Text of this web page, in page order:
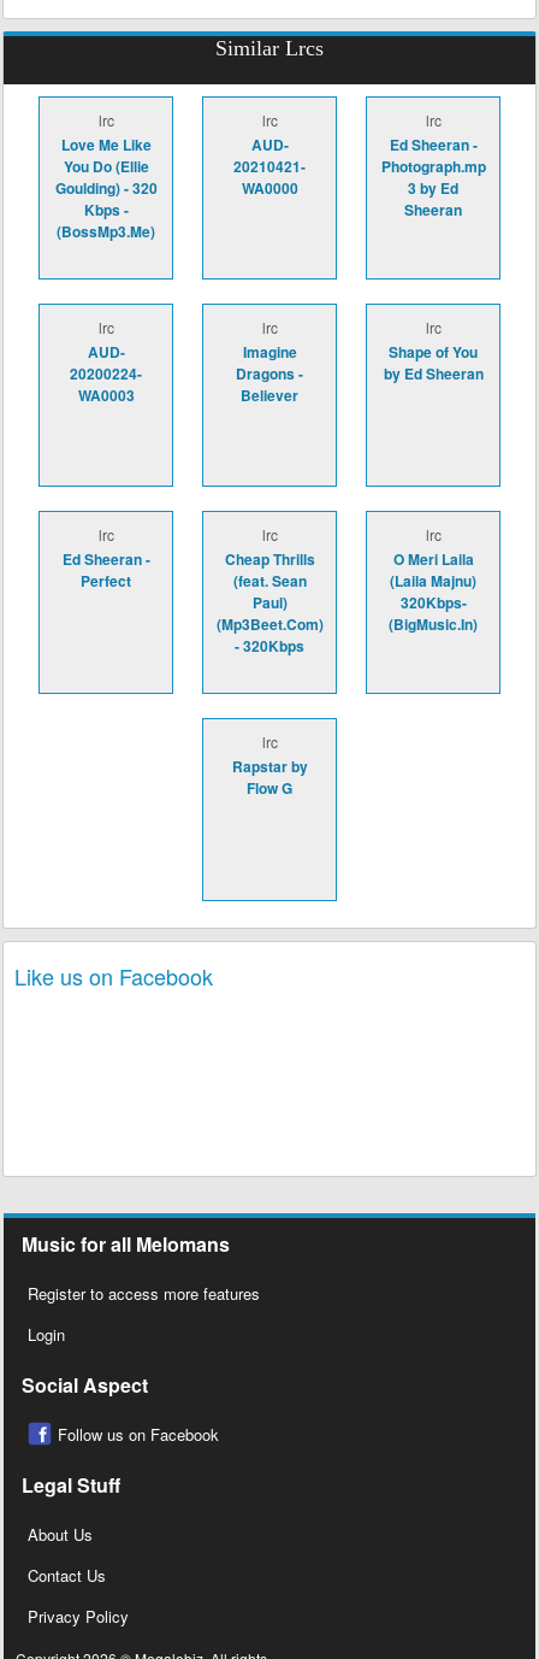
Similar Lrcs
lrc
Love Me Like
You Do (Ellie
Goulding) - 320
Kbps -
(BossMp3.Me)
lrc
AUD-
20210421-
WA0000
lrc
Ed Sheeran -
Photograph.mp
3 by Ed
Sheeran
lrc
AUD-
20200224-
WA0003
lrc
Imagine
Dragons -
Believer
lrc
Shape of You
by Ed Sheeran
lrc
Ed Sheeran -
Perfect
lrc
Cheap Thrills
(feat. Sean
Paul)
(Mp3Beet.Com)
- 320Kbps
lrc
O Meri Laila
(Laila Majnu)
320Kbps-
(BigMusic.In)
lrc
Rapstar by
Flow G
Like us on Facebook
Music for all Melomans
Register to access more features
Login
Social Aspect
Follow us on Facebook
Legal Stuff
About Us
Contact Us
Privacy Policy